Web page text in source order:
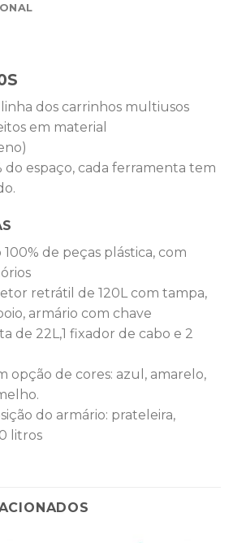
dos carrinhos multiusos
em material
do espaço, cada ferramenta tem
de peças plástica, com
retrátil de 120L com tampa,
armário com chave
de 22L,1 fixador de cabo e 2
opção de cores: azul, amarelo,
do armário: prateleira,
litros